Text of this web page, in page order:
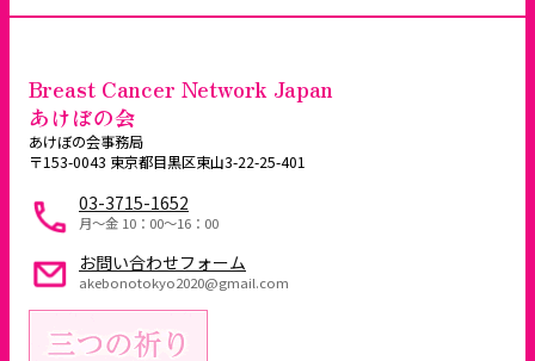
Breast Cancer Network Japan
あけぼの会
あけぼの会事務局
〒153-0043 東京都目黒区東山3-22-25-401
03-3715-1652
月～金 10：00〜16：00
お問い合わせフォーム
akebonotokyo2020@gmail.com